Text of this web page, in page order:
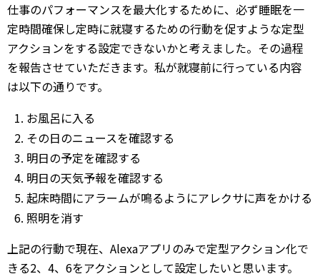
仕事のパフォーマンスを最大化するために、必ず睡眠を一
定時間確保し定時に就寝するための行動を促すような定型
アクションをする設定できないかと考えました。その過程
を報告させていただきます。私が就寝前に行っている内容
は以下の通りです。
お風呂に入る
その日のニュースを確認する
明日の予定を確認する
明日の天気予報を確認する
起床時間にアラームが鳴るようにアレクサに声をかける
照明を消す
上記の行動で現在、Alexaアプリのみで定型アクション化で
きる2、4、6をアクションとして設定したいと思います。